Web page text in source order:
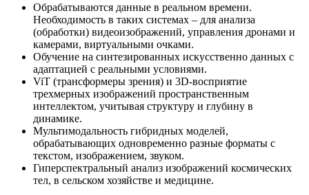
Обрабатываются данные в реальном времени.
Необходимость в таких системах – для анализа
(обработки) видеоизображений, управления дронами и
камерами, виртуальными очками.
Обучение на синтезированных искусственно данных с
адаптацией с реальными условиями.
ViT (трансформеры зрения) и 3D-восприятие
трехмерных изображений пространственным
интеллектом, учитывая структуру и глубину в
динамике.
Мультимодальность гибридных моделей,
обрабатывающих одновременно разные форматы с
текстом, изображением, звуком.
Гиперспектральный анализ изображений космических
тел, в сельском хозяйстве и медицине.